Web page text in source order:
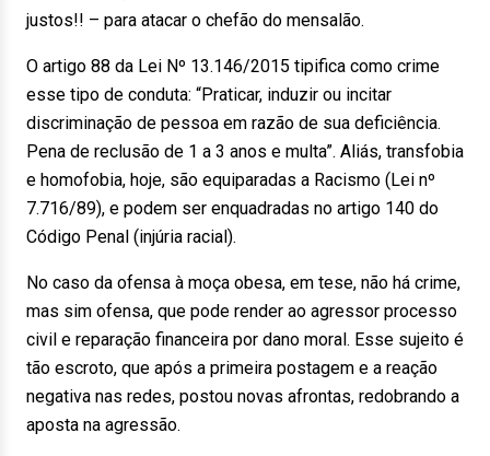
justos!! – para atacar o chefão do mensalão.
O artigo 88 da Lei Nº 13.146/2015 tipifica como crime
esse tipo de conduta: “Praticar, induzir ou incitar
discriminação de pessoa em razão de sua deficiência.
Pena de reclusão de 1 a 3 anos e multa”. Aliás, transfobia
e homofobia, hoje, são equiparadas a Racismo (Lei nº
7.716/89), e podem ser enquadradas no artigo 140 do
Código Penal (injúria racial).
No caso da ofensa à moça obesa, em tese, não há crime,
mas sim ofensa, que pode render ao agressor processo
civil e reparação financeira por dano moral. Esse sujeito é
tão escroto, que após a primeira postagem e a reação
negativa nas redes, postou novas afrontas, redobrando a
aposta na agressão.